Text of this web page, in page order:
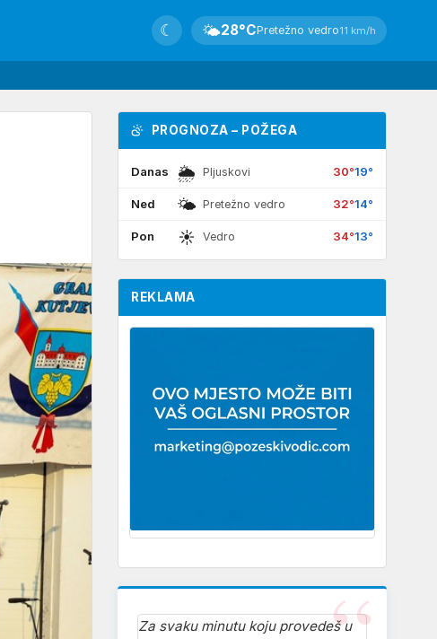
🌤28°CPretežno vedro11 km/h
☾
PROGNOZA – POŽEGA
Danas 🌦 Pljuskovi 30°19°
Ned 🌤 Pretežno vedro 32°14°
Pon ☀ Vedro 34°13°
REKLAMA
Za svaku minutu koju provedeš u